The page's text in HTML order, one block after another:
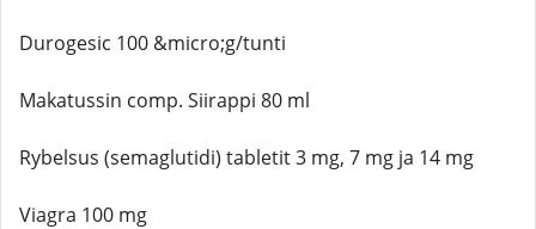
Durogesic 100 &micro;g/tunti
Makatussin comp. Siirappi 80 ml
Rybelsus (semaglutidi) tabletit 3 mg, 7 mg ja 14 mg
Viagra 100 mg